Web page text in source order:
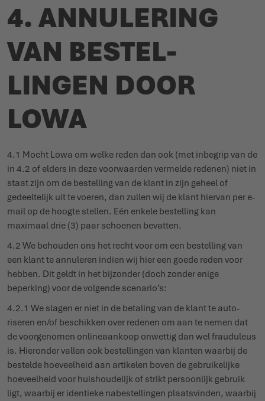
4. ANNU­LERING
VAN BESTEL­
LINGEN DOOR
LOWA
4.1 Mocht Lowa om welke reden dan ook (met inbegrip van de
in 4.2 of elders in deze voor­waarden vermelde redenen) niet in
staat zijn om de bestelling van de klant in zijn geheel of
gedeel­telijk uit te voeren, dan zullen wij de klant hiervan per e-
mail op de hoogte stellen. Eén enkele bestelling kan
maximaal drie (3) paar schoenen bevatten.
4.2 We behouden ons het recht voor om een bestelling van
een klant te annuleren indien wij hier een goede reden voor
hebben. Dit geldt in het bijzonder (doch zonder enige
beperking) voor de volgende scenario’s:
4.2.1 We slagen er niet in de betaling van de klant te auto­
riseren en/of beschikken over redenen om aan te nemen dat
de voor­genomen onli­ne­aankoop onwettig dan wel frau­duleus
is. Hieronder vallen ook bestel­lingen van klanten waarbij de
bestelde hoeveelheid aan artikelen boven de gebrui­kelijke
hoeveelheid voor huis­hou­delijk of strikt persoonlijk gebruik
ligt, waarbij er identieke nabe­stel­lingen plaats­vinden, waarbij